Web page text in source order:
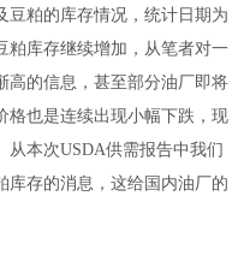
粕的库存情况，统计日期为
粕库存继续增加，从笔者对一
高的信息，甚至部分油厂即将
格也是连续出现小幅下跌，现
本次USDA供需报告中我们
库存的消息，这给国内油厂的